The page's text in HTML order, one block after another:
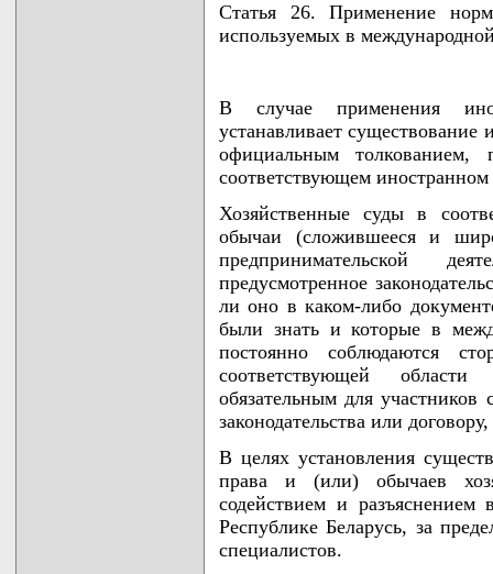
Статья 26. Применение
используемых в
В случае применения
устанавливает существование
официальным
соответствующем иностранном
Хозяйственные суды в
обычаи (сложившееся и
предпринимательской
предусмотренное
ли оно в каком-либо
были знать и которые в
постоянно соблюдаются
соответствующей
обязательным для
законодательства или
В целях установления
права и (или) обычаев
содействием и
Республике Беларусь, за
специалистов.